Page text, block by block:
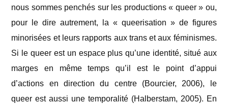
nous sommes penchés sur les productions « queer » ou,
pour le dire autrement, la « queerisation » de figures
minorisées et leurs rapports aux trans et aux féminismes.
Si le queer est un espace plus qu’une identité, situé aux
marges en même temps qu’il est le point d’appui
d’actions en direction du centre (Bourcier, 2006), le
queer est aussi une temporalité (Halberstam, 2005). En